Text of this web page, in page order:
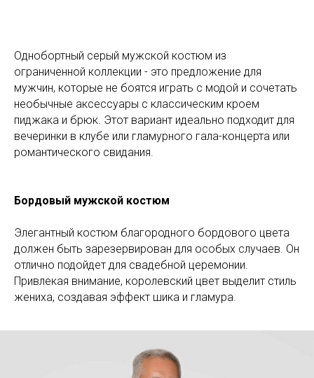
Однобортный серый мужской костюм из
ограниченной коллекции - это предложение для
мужчин, которые не боятся играть с модой и сочетать
необычные аксессуары с классическим кроем
пиджака и брюк. Этот вариант идеально подходит для
вечеринки в клубе или гламурного гала-концерта или
романтического свидания.
Бордовый мужской костюм
Элегантный костюм благородного бордового цвета
должен быть зарезервирован для особых случаев. Он
отлично подойдет для свадебной церемонии.
Привлекая внимание, королевский цвет выделит стиль
жениха, создавая эффект шика и гламура.